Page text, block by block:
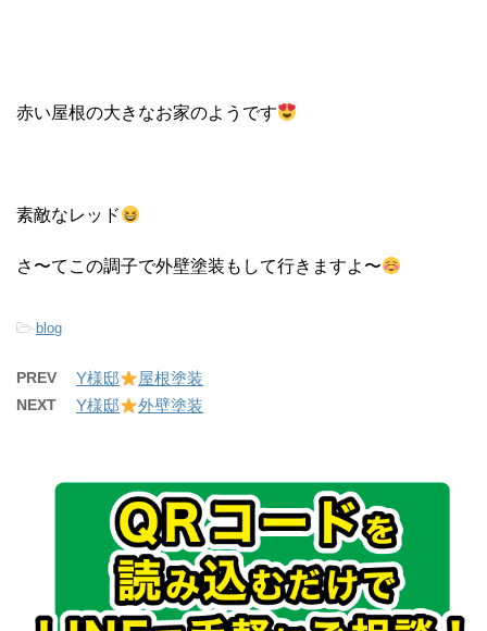
赤い屋根の大きなお家のようです
素敵なレッド
さ〜てこの調子で外壁塗装もして行きますよ〜
-blog
PREV Y様邸 屋根塗装
NEXT Y様邸 外壁塗装